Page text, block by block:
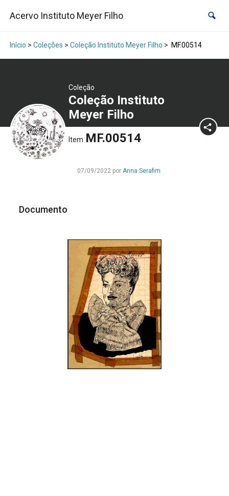
Acervo Instituto Meyer Filho
Início > Coleções > Coleção Instituto Meyer Filho > MF.00514
Coleção
Coleção Instituto
Meyer Filho
Item MF.00514
07/09/2022 por Anna Serafim
Documento